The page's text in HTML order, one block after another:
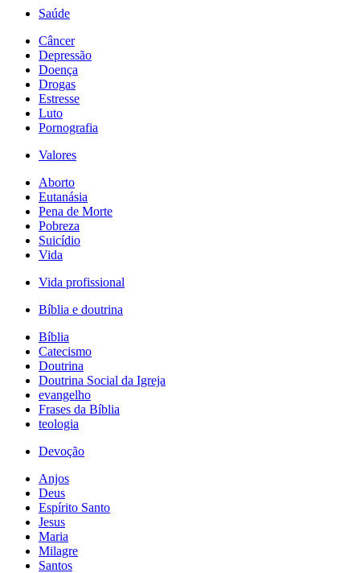
Saúde
Câncer
Depressão
Doença
Drogas
Estresse
Luto
Pornografia
Valores
Aborto
Eutanásia
Pena de Morte
Pobreza
Suicídio
Vida
Vida profissional
Bíblia e doutrina
Bíblia
Catecismo
Doutrina
Doutrina Social da Igreja
evangelho
Frases da Bíblia
teologia
Devoção
Anjos
Deus
Espírito Santo
Jesus
Maria
Milagre
Santos